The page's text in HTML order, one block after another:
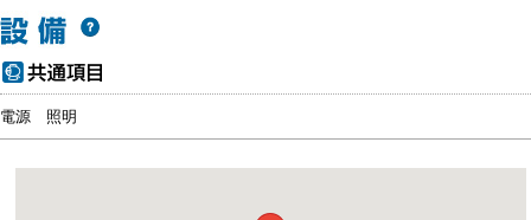
電源 照明